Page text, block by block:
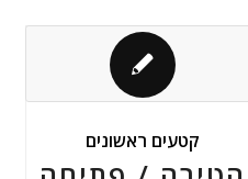
קטעים ראשונים